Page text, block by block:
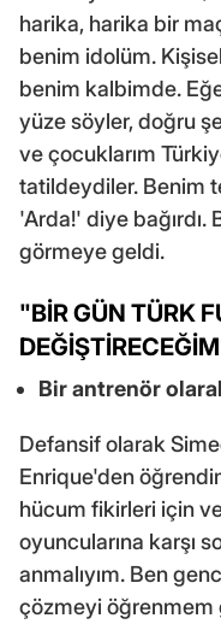
harika, harika bir
benim idolüm.
benim kalbimde.
yüze söyler, doğru
ve çocuklarım
tatildeydiler. Benim
'Arda!' diye
görmeye geldi.
"BİR GÜN TÜRK
Bir antrenör
Defansif olarak
Enrique'den
hücum fikirleri için
oyuncularına karşı
anmalıyım. Ben
çözmeyi öğrenmem